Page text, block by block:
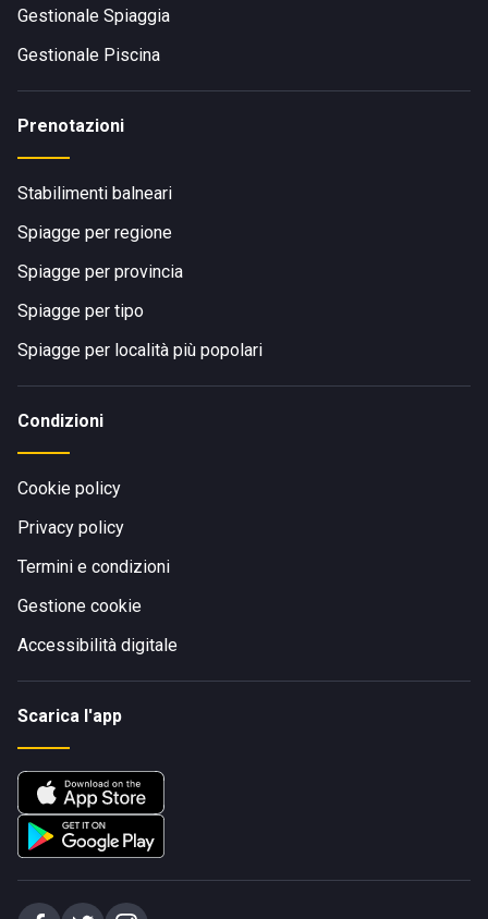
Gestionale Spiaggia
Gestionale Piscina
Prenotazioni
Stabilimenti balneari
Spiagge per regione
Spiagge per provincia
Spiagge per tipo
Spiagge per località più popolari
Condizioni
Cookie policy
Privacy policy
Termini e condizioni
Gestione cookie
Accessibilità digitale
Scarica l'app